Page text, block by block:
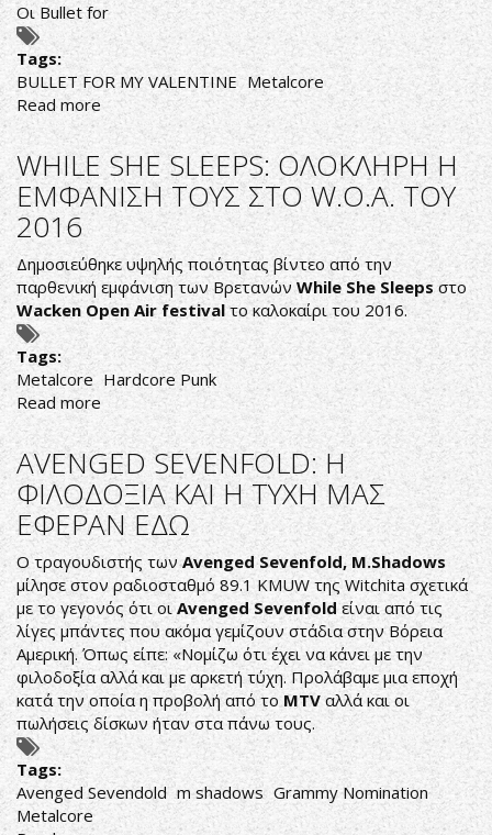
Οι Bullet for
Tags:
BULLET FOR MY VALENTINE Metalcore
Read more about
BULLET
FOR
MY
VALENTINE
LIVE
IN
GREECE
WHILE SHE SLEEPS: ΟΛΟΚΛΗΡΗ Η
ΕΜΦΑΝΙΣΗ ΤΟΥΣ ΣΤΟ W.O.A. TOY
2016
Δημοσιεύθηκε υψηλής ποιότητας βίντεο από την
παρθενική εμφάνιση των ΒρετανώνWhile She Sleepsστο
Wacken Open Air festival το καλοκαίρι του 2016.
Tags:
Metalcore Hardcore Punk
Read more about
WHILE
SHE
SLEEPS:
ΟΛΟΚΛΗΡΗ
Η
ΕΜΦΑΝΙΣΗ
ΤΟΥΣ
ΣΤΟ
W.O.A.
TOY
2016
AVENGED SEVENFOLD: Η
ΦΙΛΟΔΟΞΙΑ ΚΑΙ Η ΤΥΧΗ ΜΑΣ
ΕΦΕΡΑΝ ΕΔΩ
Ο τραγουδιστής τωνAvenged Sevenfold, M.Shadows
μίλησε στον ραδιοσταθμό 89.1 KMUW της Witchita σχετικά
με το γεγονός ότι οιAvenged Sevenfoldείναι από τις
λίγες μπάντες που ακόμα γεμίζουν στάδια στην Βόρεια
Αμερική. Όπως είπε: «Νομίζω ότι έχει να κάνει με την
φιλοδοξία αλλά και με αρκετή τύχη. Προλάβαμε μια εποχή
κατά την οποία η προβολή από τοMTVαλλά και οι
πωλήσεις δίσκων ήταν στα πάνω τους.
Tags:
Avenged Sevendold m shadows Grammy Nomination
Metalcore